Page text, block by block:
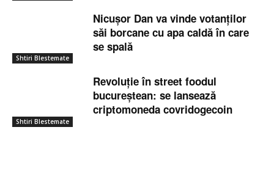
Shtiri Blestemate
Nicușor Dan va vinde votanților
săi borcane cu apa caldă în care
se spală
Shtiri Blestemate
Revoluție în street foodul
bucureștean: se lansează
criptomoneda covridogecoin